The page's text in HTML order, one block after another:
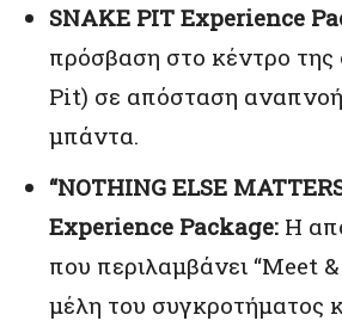
SNAKE PIT Experience
πρόσβαση στο κέντρο
Pit) σε απόσταση
μπάντα.
“NOTHING ELSE
Experience Package: Η
που περιλαμβάνει “Meet
μέλη του συγκροτήματος